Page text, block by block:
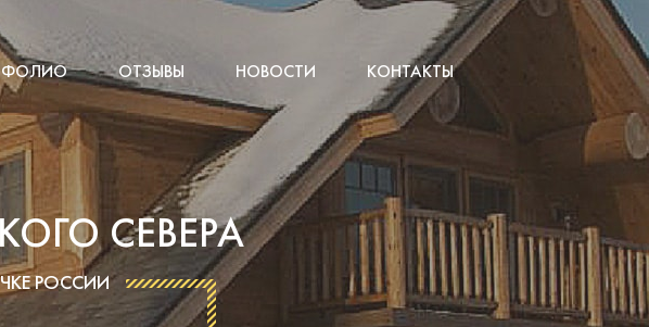
ОТЗЫВЫ НОВОСТИ КОНТАКТЫ
СЕВЕРА
РОССИИ